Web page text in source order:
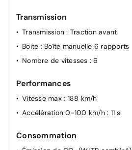
Transmission
Transmission: Traction avant
Boite : Boîte manuelle 6 rapports
Nombre de vitesses : 6
Performances
Vitesse max : 188 km/h
Accélération 0-100 km/h : 11 s
Consommation